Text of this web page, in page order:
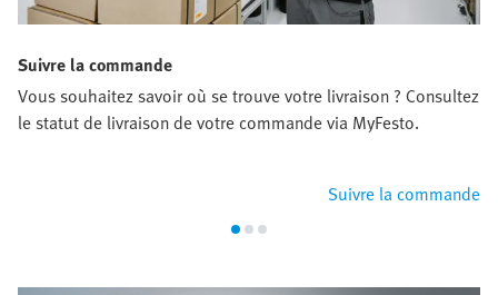
Suivre la commande
Vous souhaitez savoir où se trouve votre livraison ? Consultez
le statut de livraison de votre commande via MyFesto.
Suivre la commande